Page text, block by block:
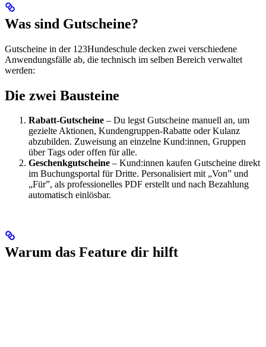
Was sind Gutscheine?
Gutscheine in der 123Hundeschule decken zwei verschiedene
Anwendungsfälle ab, die technisch im selben Bereich verwaltet
werden:
Die zwei Bausteine
Rabatt-Gutscheine – Du legst Gutscheine manuell an, um
gezielte Aktionen, Kundengruppen-Rabatte oder Kulanz
abzubilden. Zuweisung an einzelne Kund:innen, Gruppen
über Tags oder offen für alle.
Geschenkgutscheine – Kund:innen kaufen Gutscheine direkt
im Buchungsportal für Dritte. Personalisiert mit „Von” und
„Für”, als professionelles PDF erstellt und nach Bezahlung
automatisch einlösbar.
Warum das Feature dir hilft